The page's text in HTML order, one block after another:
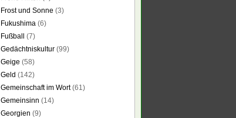
Frost und Sonne (3)
Fukushima (6)
Fußball
(7)
Gedächtniskultur (99)
Geige (58)
Geld (142)
Gemeinschaft im Wort(61)
Gemeinsinn (14)
Georgien (9)